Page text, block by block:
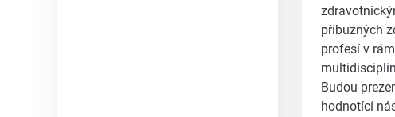
příbuzných
profesí v
Budou
hodnotící